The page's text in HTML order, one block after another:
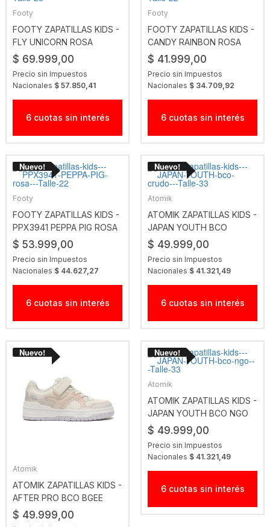
Footy
FOOTY ZAPATILLAS KIDS -
FLY UNICORN ROSA
$ 69.999,00
Precio sin Impuestos
Nacionales $ 57.850,41
6 cuotas sin interés
Footy
FOOTY ZAPATILLAS KIDS -
CANDY RAINBON ROSA
$ 41.999,00
Precio sin Impuestos
Nacionales $ 34.709,92
6 cuotas sin interés
Footy
FOOTY ZAPATILLAS KIDS -
PPX3941 PEPPA PIG ROSA
$ 53.999,00
Precio sin Impuestos
Nacionales $ 44.627,27
6 cuotas sin interés
Atomik
ATOMIK ZAPATILLAS KIDS -
JAPAN YOUTH BCO
CRUDO
$ 49.999,00
Precio sin Impuestos
Nacionales $ 41.321,49
6 cuotas sin interés
Atomik
ATOMIK ZAPATILLAS KIDS -
AFTER PRO BCO BGEE
$ 49.999,00
Atomik
ATOMIK ZAPATILLAS KIDS -
JAPAN YOUTH BCO NGO
$ 49.999,00
Precio sin Impuestos
Nacionales $ 41.321,49
6 cuotas sin interés